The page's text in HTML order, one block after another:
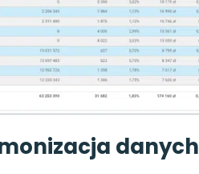
danych